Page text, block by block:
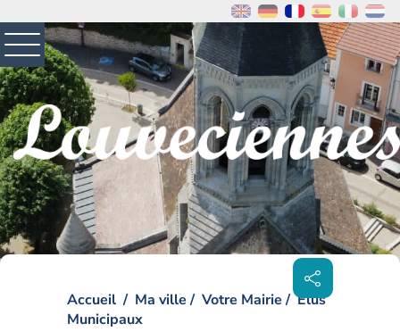
MENU
PRINCIPAL
Visiter la page accueil du site de Louveciennes
Accueil Ma ville Votre Mairie
Élus
Municipaux
Partager
sur les
réseaux
sociaux